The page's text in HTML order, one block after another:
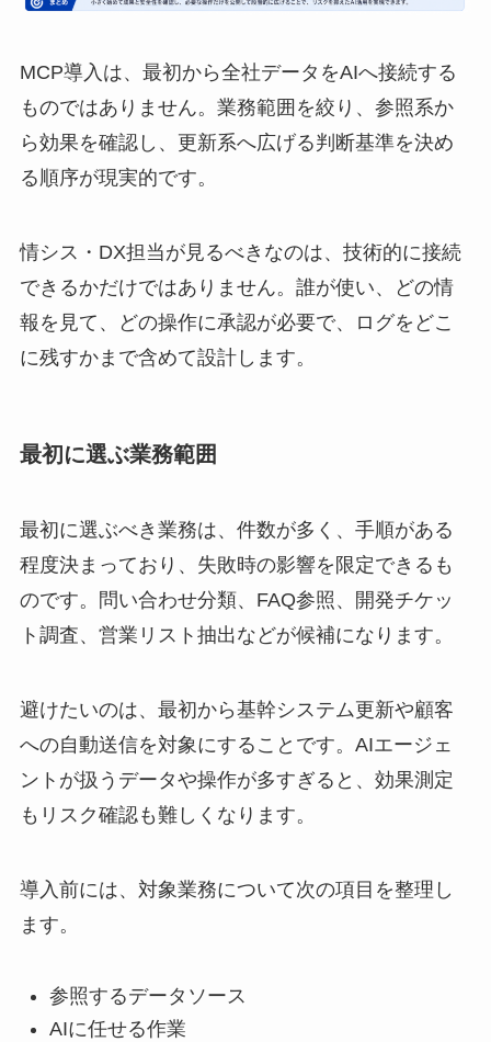
MCP導入は、最初から全社データをAIへ接続する
ものではありません。業務範囲を絞り、参照系か
ら効果を確認し、更新系へ広げる判断基準を決め
る順序が現実的です。
情シス・DX担当が見るべきなのは、技術的に接続
できるかだけではありません。誰が使い、どの情
報を見て、どの操作に承認が必要で、ログをどこ
に残すかまで含めて設計します。
最初に選ぶ業務範囲
最初に選ぶべき業務は、件数が多く、手順がある
程度決まっており、失敗時の影響を限定できるも
のです。問い合わせ分類、FAQ参照、開発チケッ
ト調査、営業リスト抽出などが候補になります。
避けたいのは、最初から基幹システム更新や顧客
への自動送信を対象にすることです。AIエージェ
ントが扱うデータや操作が多すぎると、効果測定
もリスク確認も難しくなります。
導入前には、対象業務について次の項目を整理し
ます。
参照するデータソース
AIに任せる作業